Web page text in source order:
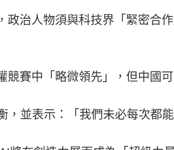
治人物須與科技界「緊密合
賽中「略微領先」，但中國
並表示：「我們未必每次都